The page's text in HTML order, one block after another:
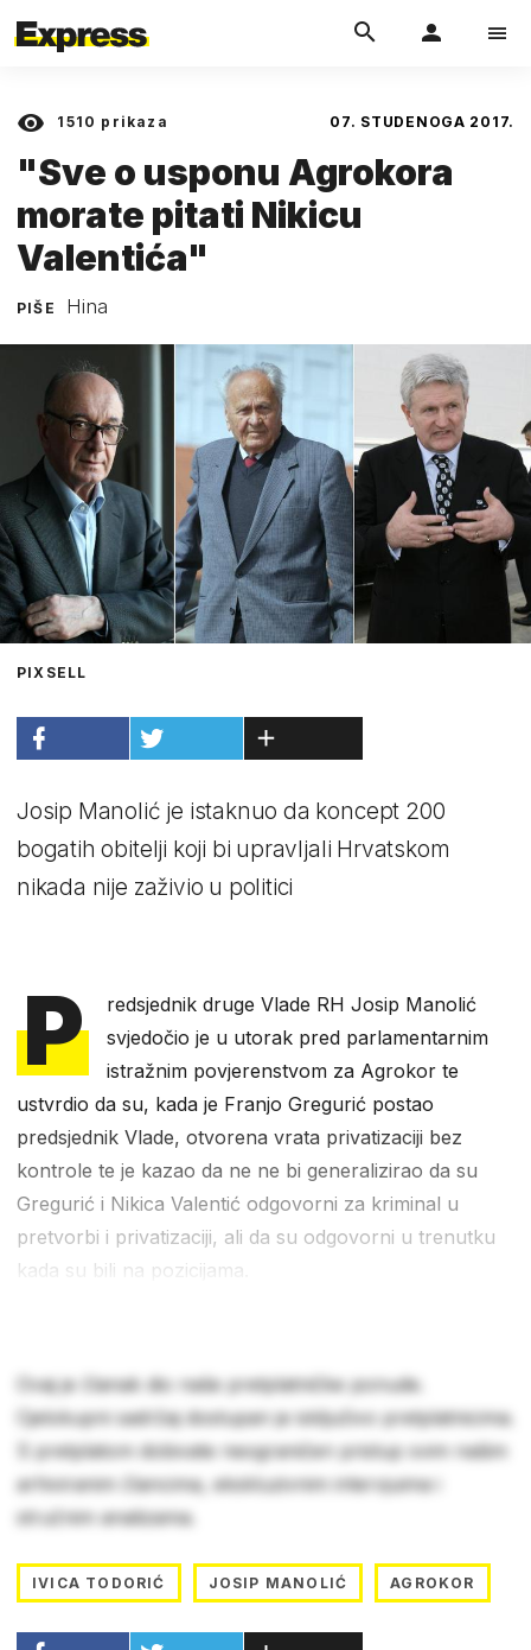
1510 prikaza 07. STUDENOGA 2017.
"Sve o usponu Agrokora
morate pitati Nikicu
Valentića"
PIŠE Hina
PIXSELL
Josip Manolić je istaknuo da koncept 200
bogatih obitelji koji bi upravljali Hrvatskom
nikada nije zaživio u politici
P
redsjednik druge Vlade RH Josip Manolić
svjedočio je u utorak pred parlamentarnim
istražnim povjerenstvom za Agrokor te
ustvrdio da su, kada je Franjo Gregurić postao
predsjednik Vlade, otvorena vrata privatizaciji bez
kontrole te je kazao da ne ne bi generalizirao da su
Gregurić i Nikica Valentić odgovorni za kriminal u
pretvorbi i privatizaciji, ali da su odgovorni u trenutku
kada su bili na pozicijama.
Ovaj je članak dio naše pretplatničke ponude.
Cjelokupni sadržaj dostupan je isključivo pretplatnicima.
S pretplatom dobivate neograničen pristup svim našim
arhiviranim člancima, ekskluzivnim intervjuima i
stručnim analizama.
IVICA TODORIĆ JOSIP MANOLIĆ AGROKOR